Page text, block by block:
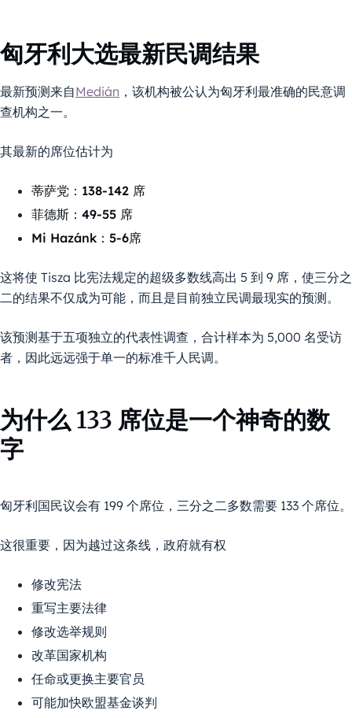
匈牙利大选最新民调结果
最新预测来自Medián ，该机构被公认为匈牙利最准确的民意调
查机构之一。
其最新的席位估计为
蒂萨党：138-142 席
菲德斯：49-55 席
Mi Hazánk：5-6席
这将使 Tisza 比宪法规定的超级多数线高出 5 到 9 席，使三分之
二的结果不仅成为可能，而且是目前独立民调最现实的预测。
该预测基于五项独立的代表性调查，合计样本为 5,000 名受访
者，因此远远强于单一的标准千人民调。
为什么 133 席位是一个神奇的数
字
匈牙利国民议会有 199 个席位，三分之二多数需要 133 个席位。
这很重要，因为越过这条线，政府就有权
修改宪法
重写主要法律
修改选举规则
改革国家机构
任命或更换主要官员
可能加快欧盟基金谈判